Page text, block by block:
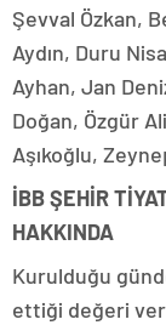
Şevval Özkan,
Aydın, Duru
Ayhan, Jan
Doğan, Özgür
Aşıkoğlu,
İBB ŞEHİR
HAKKINDA
Kurulduğu
ettiği değeri